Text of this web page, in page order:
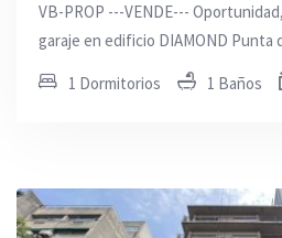
VB-PROP ---VENDE---
garaje en edificio DIAMOND Punta
1 Dormitorios 1 Baños